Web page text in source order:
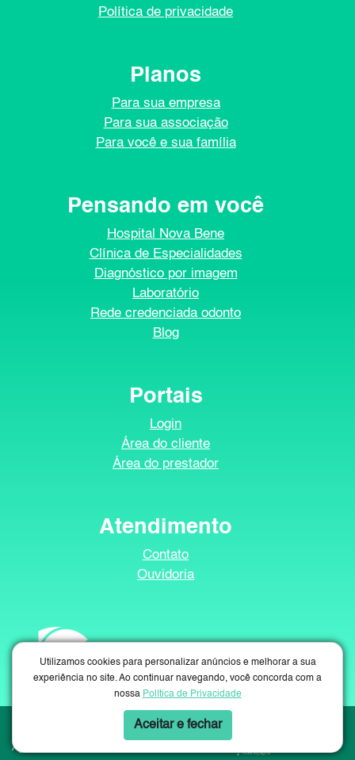
Política de privacidade
Planos
Para sua empresa
Para sua associação
Para você e sua família
Pensando em você
Hospital Nova Bene
Clínica de Especialidades
Diagnóstico por imagem
Laboratório
Rede credenciada odonto
Blog
Portais
Login
Área do cliente
Área do prestador
Atendimento
Contato
Ouvidoria
BENEVIDA © Todos os direitos reservados. Implementação de conteúdo e
Agência GV8: Criação de Sites e Marketing Digital
Utilizamos cookies para personalizar anúncios e melhorar a sua
experiência no site. Ao continuar navegando, você concorda com a
nossa Política de Privacidade
Aceitar e fechar